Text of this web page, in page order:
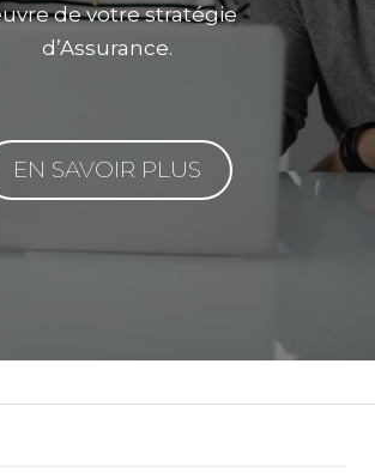
de votre stratégie
d’Assurance.
EN SAVOIR PLUS